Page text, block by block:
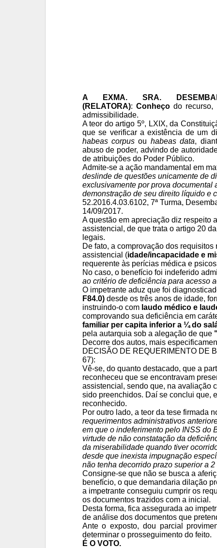
A EXMA. SRA.
(RELATORA): Conheçodo recurso,
admissibilidade.
A teor do artigo 5º, LXIX, da
que se verificar a existência de um
habeas corpus ou habeas data,
abuso de poder, advindo de
de atribuições do Poder Público.
Admite-se a ação mandamental em
deslinde de questões unicamente de
exclusivamente por prova documental
demonstração de seu direito líquido e
52.2016.4.03.6102, 7ª Turma,
14/09/2017.
A questão em apreciação diz respeito
assistencial, de que trata o artigo 20
legais.
De fato, a comprovação dos
assistencial (idade/incapacidade e
requerente às perícias médica e
No caso, o benefício foi indeferido
ao critério de deficiência para acesso
O impetrante aduz que foi
F84.0)desde os três anos de idade,
instruindo-o com laudo médico e
comprovando sua deficiência em
familiar per capita inferior a ¼ do
pela autarquia sob a alegação de que
Decorre dos autos, mais
DECISÃO DE REQUERIMENTO DE
67):
Vê-se, do quanto destacado, que a
reconheceu que se encontravam
assistencial, sendo que, na avaliação
sido preenchidos. Daí se conclui que,
reconhecido.
Por outro lado, a teor da tese firmada
requerimentos administrativos
em que o indeferimento pelo INSS do
virtude de não constatação da
da miserabilidade quando tiver
desde que inexista impugnação
não tenha decorrido prazo superior a
Consigne-se que não se busca a
benefício, o que demandaria dilação
a impetrante conseguiu cumprir os
os documentos trazidos com a inicial.
Desta forma, fica assegurada ao
de análise dos documentos que
Ante o exposto, dou parcial
determinar o prosseguimento do feito.
É O VOTO.